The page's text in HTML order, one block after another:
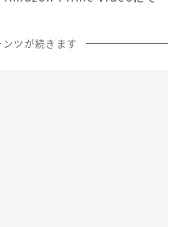
ツが続きます